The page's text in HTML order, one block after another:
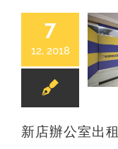
7
12, 2018
新店辦公室出租